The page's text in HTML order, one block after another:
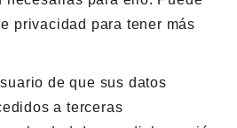
privacidad para tener más
de que sus datos
a terceras